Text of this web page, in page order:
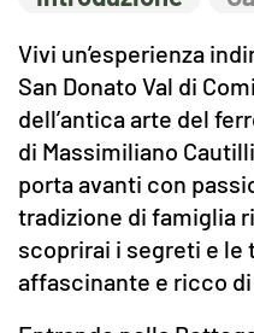
Vivi un’esperienza
San Donato Val di
dell’antica arte del
di Massimiliano
porta avanti con
tradizione di famiglia
scoprirai i segreti e
affascinante e ricco di